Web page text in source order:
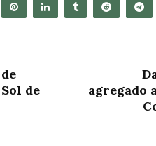
de
agregado